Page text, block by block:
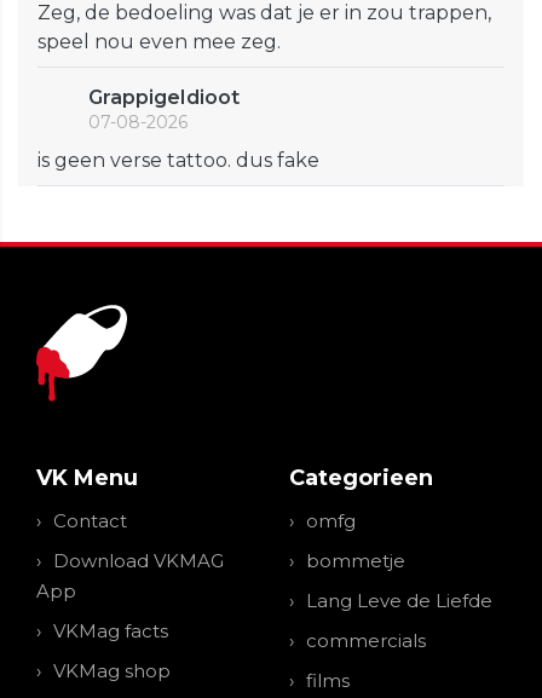
Zeg, de bedoeling was dat je er in zou trappen,
speel nou even mee zeg.
GrappigeIdioot
07-08-2026
is geen verse tattoo. dus fake
VK Menu
Contact
Download VKMAG
App
VKMag facts
VKMag shop
Categorieen
omfg
bommetje
Lang Leve de Liefde
commercials
films